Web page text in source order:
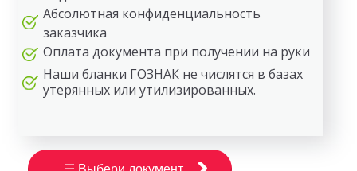
Абсолютная конфиденциальность
заказчика
Оплата документа при получении на руки
Наши бланки ГОЗНАК не числятся в базах
утерянных или утилизированных.